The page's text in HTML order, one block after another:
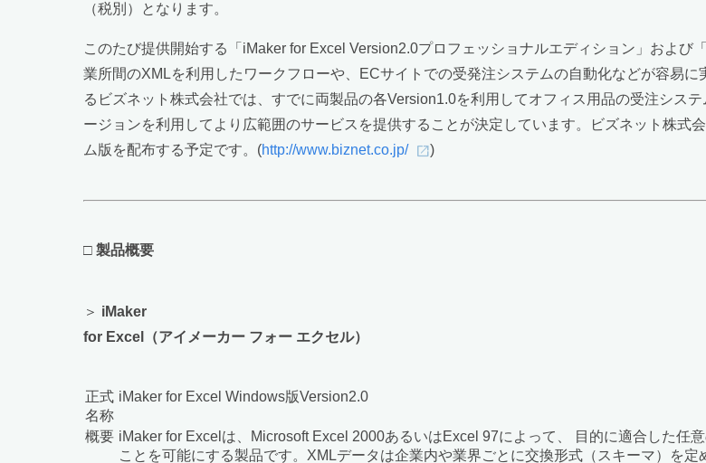
（税別）となります。
このたび提供開始する「iMaker for Excel Version2.0プロフェッショナルエディション」およ
業所間のXMLを利用したワークフローや、ECサイトでの受発注システムの自動化などが容易
るビズネット株式会社では、すでに両製品の各Version1.0を利用してオフィス用品の受注シス
ージョンを利用してより広範囲のサービスを提供することが決定しています。ビズネット株式
ム版を配布する予定です。(http://www.biznet.co.jp/ )
□ 製品概要
＞ iMaker
for Excel（アイメーカー フォー エクセル）
正式
名称
iMaker for Excel Windows版Version2.0
概要 iMaker for Excelは、Microsoft Excel 2000あるいはExcel 97によって、 目的に適合した任
ことを可能にする製品です。XMLデータは企業内や業界ごとに交換形式（スキーマ）を